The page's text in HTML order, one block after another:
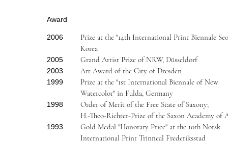
Award
2006
2005
2003
1999
1998
1993
Prize at the "14th International Print Biennale
Korea
Grand Artist Prize of NRW, Düsseldorf
Art Award of the City of Dresden
Prize at the "1st International Biennale of New
Watercolor" in Fulda, Germany
Order of Merit of the Free State of Saxony;
H.-Theo-Richter-Prize of the Saxon Academy of
Gold Medal "Honorary Price" at the 10th Norsk
International Print Trinneal Frederiksstad